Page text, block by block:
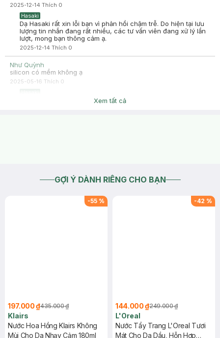
2025-12-14 Thích 0
Hasaki
Dạ Hasaki rất xin lỗi bạn vì phản hồi chậm trễ. Do hiện tại lưu
lượng tin nhắn đang rất nhiều, các tư vấn viên đang xử lý lần
lượt, mong bạn thông cảm ạ.
2025-12-14 Thích 0
Như Quỳnh
silicon có mềm không ạ
2025-05-16 Thích 0
Dạ sản phẩm là Nhựa sinh học lúa mạch và cao su nhiệt dẻo
Xem tất cả
GỢI Ý DÀNH RIÊNG CHO BẠN
-55 %
197.000 ₫435.000 ₫
Klairs
Nước Hoa Hồng Klairs Không
Mùi Cho Da Nhạy Cảm 180ml
-42 %
144.000 ₫249.000 ₫
L'Oreal
Nước Tẩy Trang L'Oreal Tươi
Mát Cho Da Dầu, Hỗn Hợp